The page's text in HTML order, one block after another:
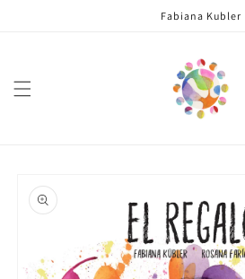
Fabiana Kubler
product
information